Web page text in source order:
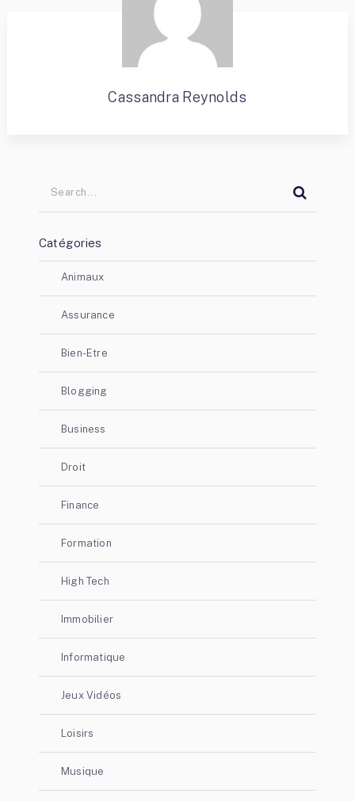
Cassandra Reynolds
Catégories
Animaux
Assurance
Bien-Etre
Blogging
Business
Droit
Finance
Formation
High Tech
Immobilier
Informatique
Jeux Vidéos
Loisirs
Musique